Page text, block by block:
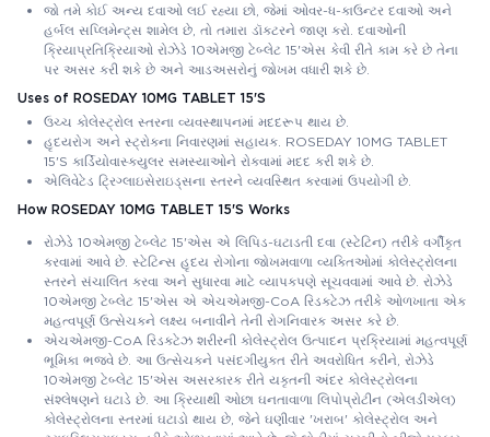
જો તમે કોઈ અન્ય દવાઓ લઈ રહ્યા છો, જેમાં ઓવર-ધ-કાઉન્ટર દવાઓ અને
હર્બલ સપ્લિમેન્ટ્સ શામેલ છે, તો તમારા ડૉક્ટરને જાણ કરો. દવાઓની
ક્રિયાપ્રતિક્રિયાઓ રોઝેડે 10એમજી ટેબ્લેટ 15'એસ કેવી રીતે કામ કરે છે તેના
પર અસર કરી શકે છે અને આડઅસરોનું જોખમ વધારી શકે છે.
Uses of ROSEDAY 10MG TABLET 15'S
ઉચ્ચ કોલેસ્ટ્રોલ સ્તરના વ્યવસ્થાપનમાં મદદરૂપ થાય છે.
હૃદયરોગ અને સ્ટ્રોકના નિવારણમાં સહાયક. ROSEDAY 10MG TABLET
15'S કાર્ડિયોવાસ્ક્યુલર સમસ્યાઓને રોકવામાં મદદ કરી શકે છે.
એલિવેટેડ ટ્રિગ્લાઇસેરાઇડ્સના સ્તરને વ્યવસ્થિત કરવામાં ઉપયોગી છે.
How ROSEDAY 10MG TABLET 15'S Works
રોઝેડે 10એમજી ટેબ્લેટ 15'એસ એ લિપિડ-ઘટાડતી દવા (સ્ટેટિન) તરીકે વર્ગીકૃત
કરવામાં આવે છે. સ્ટેટિન્સ હૃદય રોગોના જોખમવાળા વ્યક્તિઓમાં કોલેસ્ટ્રોલના
સ્તરને સંચાલિત કરવા અને સુધારવા માટે વ્યાપકપણે સૂચવવામાં આવે છે. રોઝેડે
10એમજી ટેબ્લેટ 15'એસ એ એચએમજી-CoA રિડક્ટેઝ તરીકે ઓળખાતા એક
મહત્વપૂર્ણ ઉત્સેચકને લક્ષ્ય બનાવીને તેની રોગનિવારક અસર કરે છે.
એચએમજી-CoA રિડક્ટેઝ શરીરની કોલેસ્ટ્રોલ ઉત્પાદન પ્રક્રિયામાં મહત્વપૂર્ણ
ભૂમિકા ભજવે છે. આ ઉત્સેચકને પસંદગીયુક્ત રીતે અવરોધિત કરીને, રોઝેડે
10એમજી ટેબ્લેટ 15'એસ અસરકારક રીતે યકૃતની અંદર કોલેસ્ટ્રોલના
સંશ્લેષણને ઘટાડે છે. આ ક્રિયાથી ઓછા ઘનતાવાળા લિપોપ્રોટીન (એલડીએલ)
કોલેસ્ટ્રોલના સ્તરમાં ઘટાડો થાય છે, જેને ઘણીવાર 'ખરાબ' કોલેસ્ટ્રોલ અને